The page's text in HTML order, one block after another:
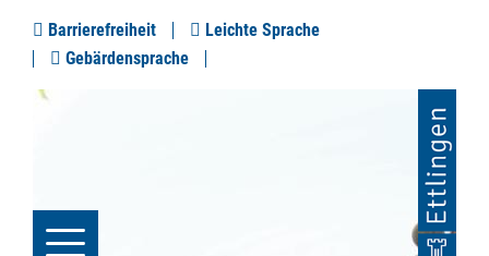
Barrierefreiheit
Leichte Sprache
Gebärdensprache